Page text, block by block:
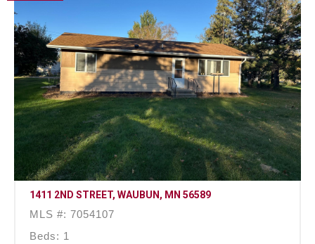
1411 2ND STREET, WAUBUN, MN 56589
MLS #: 7054107
Beds: 1